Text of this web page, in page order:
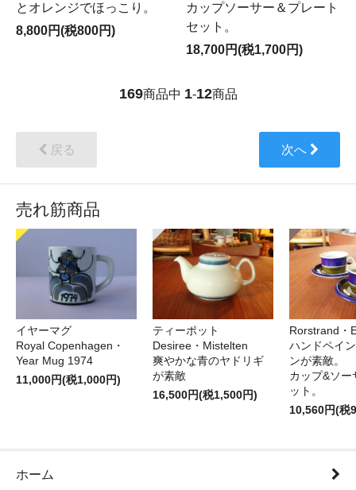
とオレンジでほっこり。
8,800円(税800円)
カップソーサー＆プレート
セット。
18,700円(税1,700円)
169商品中 1-12商品
戻る 次へ
売れ筋商品
イヤーマグ
Royal Copenhagen・
Year Mug 1974
11,000円(税1,000円)
ティーポット
Desiree・Mistelten
爽やかな青のヤドリギ
が素敵
16,500円(税1,500円)
Rorstrand・
ハンドペイ
ンが素敵。
カップ&ソー
ット。
10,560円(税
ホーム